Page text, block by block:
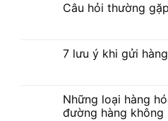
Câu hỏi thường
7 lưu ý khi gửi
Những loại hàng
đường hàng không